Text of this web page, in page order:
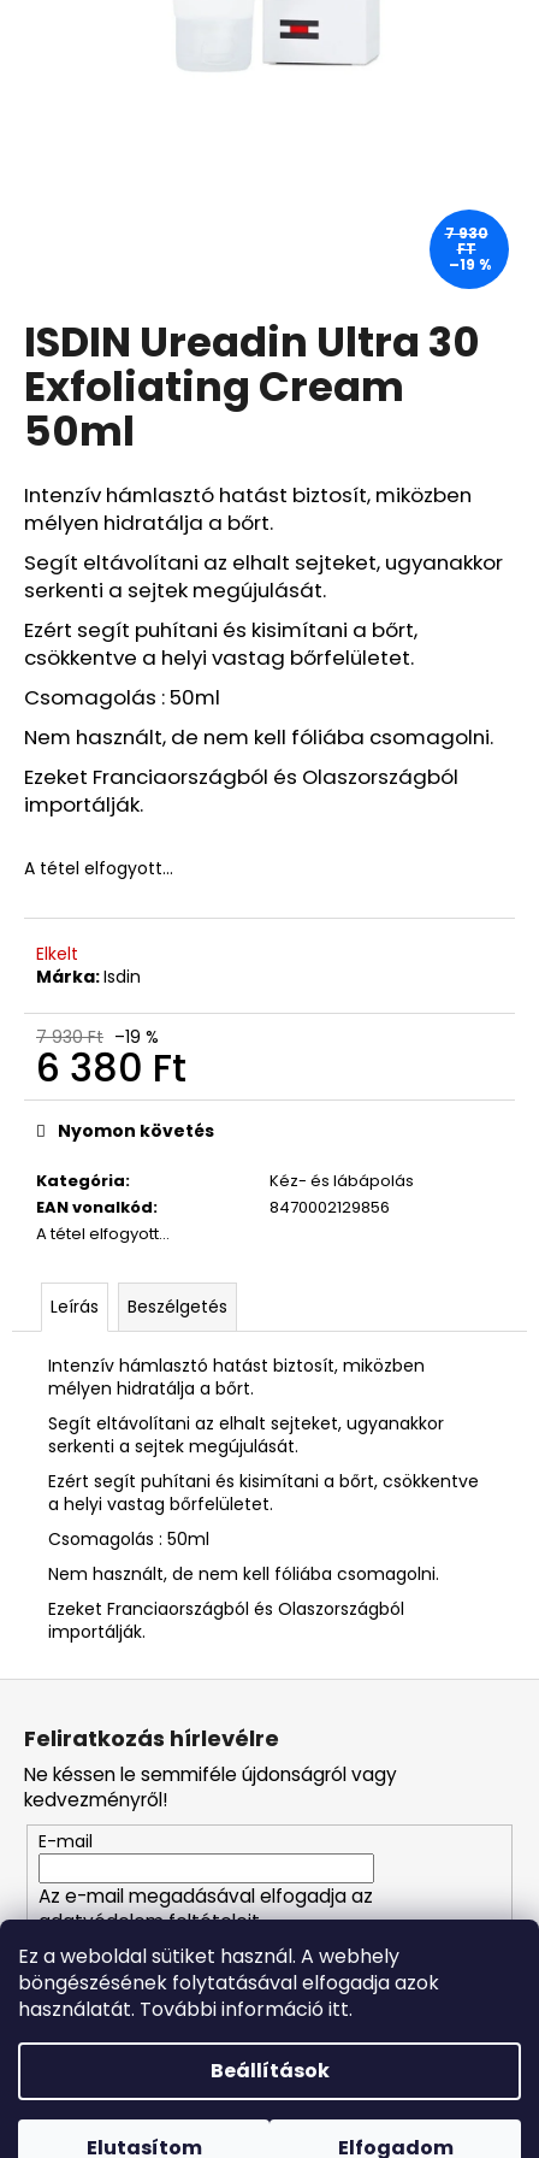
Ez a weboldal sütiket használ. A webhely
böngészésének folytatásával elfogadja azok
használatát. További információ itt.
Beállítások
Elutasítom Elfogadom
Forró napokon nem javasoljuk a csomagautomatákba
történő kézbesítést. A magas hőmérsékletre érzékeny
termékek átvételkor nem biztos, hogy optimális állapotban
ISDIN Ureadin Ultra 30
Exfoliating Cream
50ml
Intenzív hámlasztó hatást biztosít, miközben
mélyen hidratálja a bőrt.
Segít eltávolítani az elhalt sejteket, ugyanakkor
serkenti a sejtek megújulását.
Ezért segít puhítani és kisimítani a bőrt,
csökkentve a helyi vastag bőrfelületet.
Csomagolás : 50ml
Nem használt, de nem kell fóliába csomagolni.
Ezeket Franciaországból és Olaszországból
importálják.
A tétel elfogyott…
Elkelt
Márka:Isdin
7 930 Ft –19 %
6 380 Ft
Egységár:
Kategória:
Kéz- és lábápolás
EAN vonalkód:
8470002129856
A tétel elfogyott…
Nyomon követés
7 930
FT
–19 %
Leírás Beszélgetés
Intenzív hámlasztó hatást biztosít, miközben
mélyen hidratálja a bőrt.
Segít eltávolítani az elhalt sejteket, ugyanakkor
serkenti a sejtek megújulását.
Ezért segít puhítani és kisimítani a bőrt, csökkentve
a helyi vastag bőrfelületet.
Csomagolás : 50ml
Nem használt, de nem kell fóliába csomagolni.
Ezeket Franciaországból és Olaszországból
importálják.
GOPRO
ÚJRATÖLTHETŐ
AKKUMULÁTOR
ENDURO
8
400
Korábbi:
11
760
L
Feliratkozás hírlevélre
Ne késsen le semmiféle újdonságról vagy
kedvezményről!
E-mail
Az e-mail megadásával elfogadja az
adatvédelem feltételeit.
FELIRATKOZÁS
Copyright 2026Naturalzen. Minden jog fenntartva.Süti
beállítások szerkesztése